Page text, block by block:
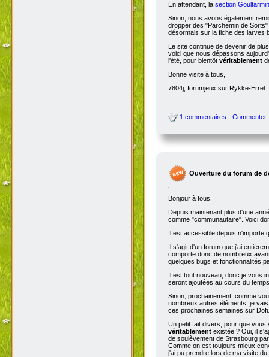
En attendant, la section
Sinon, nous avons également
dropper des "Parchemin de
désormais sur la fiche des larves
Le site continue de devenir de
voici que nous dépassons
l'été, pour bientôt véritablement
Bonne visite à tous,
7804j, forumjeux sur Rykke-Errel
1 commentaires - Commenter
Ouverture du forum de
Bonjour à tous,
Depuis maintenant plus d'une
comme "communautaire". Voici
Il est accessible depuis n'importe
Il s'agit d'un forum que j'ai
comporte donc de nombreux
quelques bugs et fonctionnalités
Il est tout nouveau, donc je vous
seront ajoutées au cours du
Sinon, prochainement, comme
nombreux autres éléments, je
ces prochaines semaines sur
Un petit fait divers, pour que vous
véritablement existée ? Oui, il
de soulèvement de Strasbourg
Comme on est toujours mieux
j'ai pu prendre lors de ma visite